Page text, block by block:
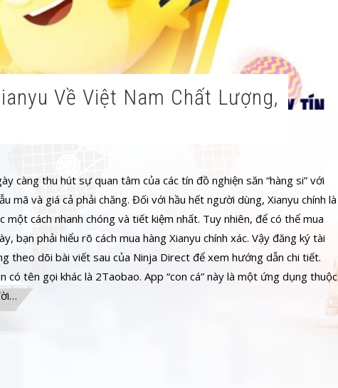
càng thu hút sự quan tâm của các tín đồ nghiện săn “hàng si” với
mã và giá cả phải chăng. Đối với hầu hết người dùng, Xianyu chính là
một cách nhanh chóng và tiết kiệm nhất. Tuy nhiên, để có thể mua
bạn phải hiểu rõ cách mua hàng Xianyu chính xác. Vậy đăng ký tài
theo dõi bài viết sau của Ninja Direct để xem hướng dẫn chi tiết.
có tên gọi khác là 2Taobao. App “con cá” này là một ứng dụng thuộc